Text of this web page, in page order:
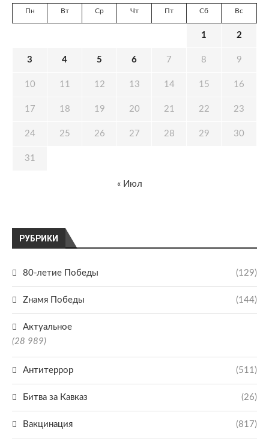
РУБРИКИ
80-летие Победы (129)
Zнамя Победы (144)
Актуальное
(28 989)
Антитеррор (511)
Битва за Кавказ (26)
Вакцинация (817)
Пн Вт Ср Чт Пт Сб Вс
1 2
3 4 5 6 7 8 9
10 11 12 13 14 15 16
17 18 19 20 21 22 23
24 25 26 27 28 29 30
31
« Июл